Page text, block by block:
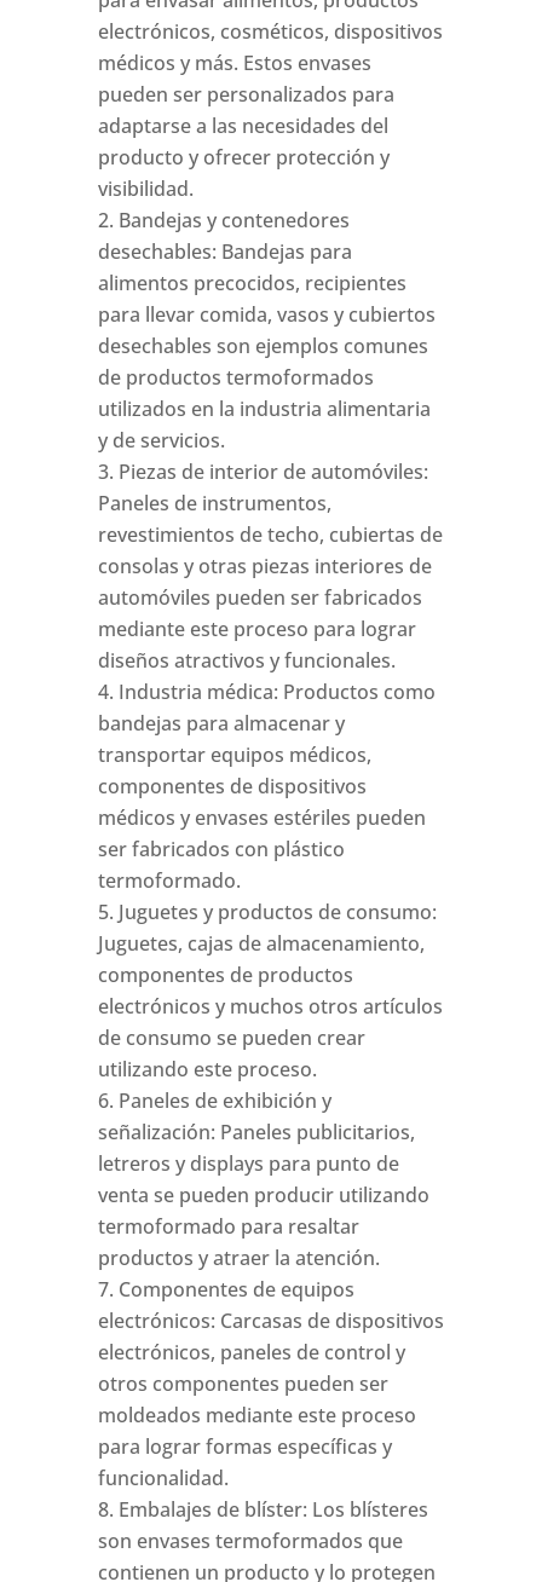
electrónicos, cosméticos, dispositivos
médicos y más. Estos envases
pueden ser personalizados para
adaptarse a las necesidades del
producto y ofrecer protección y
visibilidad.
Bandejas y contenedores
desechables: Bandejas para
alimentos precocidos, recipientes
para llevar comida, vasos y cubiertos
desechables son ejemplos comunes
de productos termoformados
utilizados en la industria alimentaria
y de servicios.
Piezas de interior de automóviles:
Paneles de instrumentos,
revestimientos de techo, cubiertas de
consolas y otras piezas interiores de
automóviles pueden ser fabricados
mediante este proceso para lograr
diseños atractivos y funcionales.
Industria médica: Productos como
bandejas para almacenar y
transportar equipos médicos,
componentes de dispositivos
médicos y envases estériles pueden
ser fabricados con plástico
termoformado.
Juguetes y productos de consumo:
Juguetes, cajas de almacenamiento,
componentes de productos
electrónicos y muchos otros artículos
de consumo se pueden crear
utilizando este proceso.
Paneles de exhibición y
señalización: Paneles publicitarios,
letreros y displays para punto de
venta se pueden producir utilizando
termoformado para resaltar
productos y atraer la atención.
Componentes de equipos
electrónicos: Carcasas de dispositivos
electrónicos, paneles de control y
otros componentes pueden ser
moldeados mediante este proceso
para lograr formas específicas y
funcionalidad.
Embalajes de blíster: Los blísteres
son envases termoformados que
contienen un producto y lo protegen